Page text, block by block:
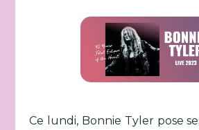
Ce lundi, Bonnie Tyler pose